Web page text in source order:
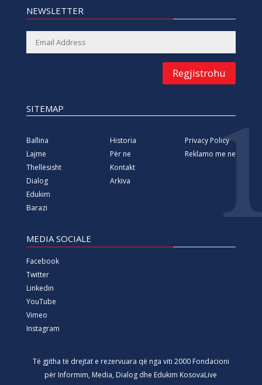
NEWSLETTER
Regjistrohu
SITEMAP
Ballina
Lajme
Thellësisht
Dialog
Edukim
Barazi
Historia
Për ne
Kontakt
Arkiva
Privacy Policy
Reklamo me ne
MEDIA SOCIALE
Facebook
Twitter
Linkedin
YouTube
Vimeo
Instagram
Të gjitha të drejtat e rezervuara që nga viti 2000 Fondacioni
për Informim, Media, Dialog dhe Edukim KosovaLive